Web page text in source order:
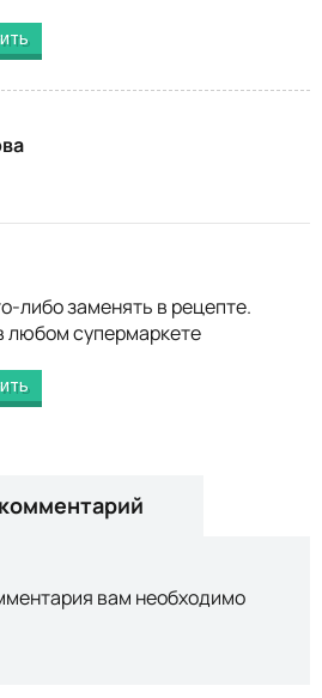
либо заменять в рецепте.
любом супермаркете
вам необходимо